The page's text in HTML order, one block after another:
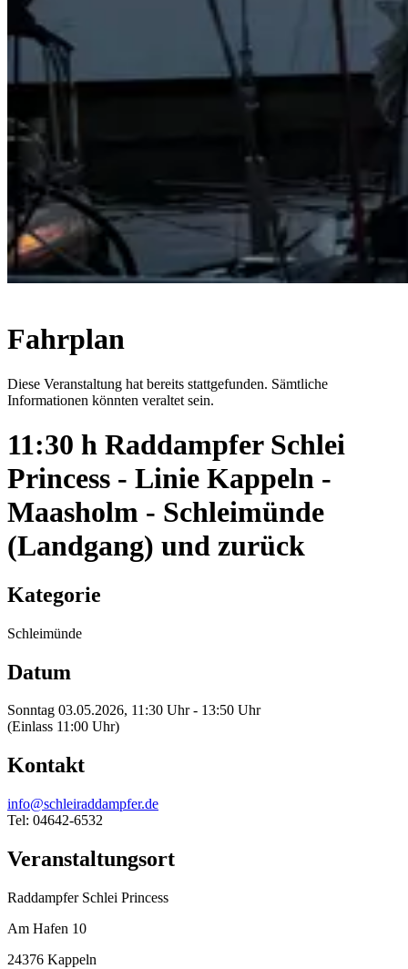
Fahrplan
Diese Veranstaltung hat bereits stattgefunden. Sämtliche
Informationen könnten veraltet sein.
11:30 h Raddampfer Schlei
Princess - Linie Kappeln -
Maasholm - Schleimünde
(Landgang) und zurück
Kategorie
Schleimünde
Datum
Sonntag 03.05.2026, 11:30 Uhr - 13:50 Uhr
(Einlass 11:00 Uhr)
Kontakt
info@schleiraddampfer.de
Tel: 04642-6532
Veranstaltungsort
Raddampfer Schlei Princess
Am Hafen 10
24376 Kappeln